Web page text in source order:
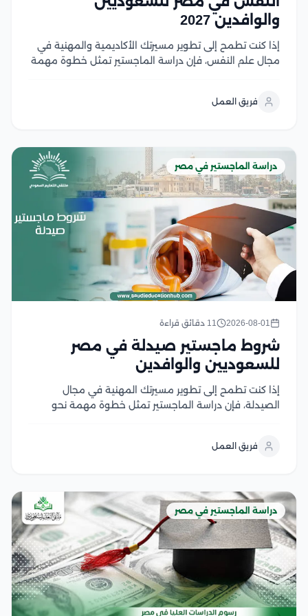
والوافدين 2027
إذا كنت تطمح إلى تطوير مسيرتك الأكاديمية والمهنية في
مجال علم النفس، فإن دراسة الماجستير تمثل خطوة مهمة
استعدادك الكامل، وفي هذا المقال نستعرض...
فريق العمل
دراسة الماجستير في مصر
2026-08-01 11 دقائق قراءة
شروط ماجستير صيدلة في مصر
للسعوديين والوافدين
إذا كنت تطمح إلى تطوير مسيرتك المهنية في مجال
الصيدلة، فإن دراسة الماجستير تمثل خطوة مهمة نحو
القبول، والوثائق المطلوبة، وآلية التسجيل في الجامعات...
فريق العمل
دراسة الماجستير في مصر